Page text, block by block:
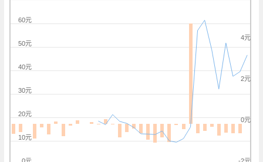
0元
2元
4元
10元
20元
30元
40元
50元
60元